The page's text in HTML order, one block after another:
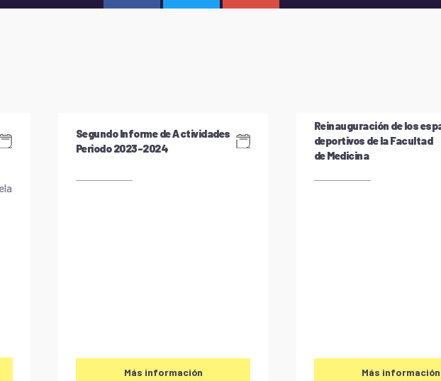
Segundo Informe de Actividades
Periodo 2023-2024
Más información
Reinauguración de los
deportivos de la Facultad
de Medicina
Más información